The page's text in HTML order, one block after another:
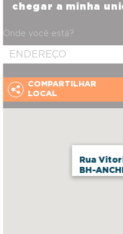
Rua
BH-
chegar a minha
Onde você está?
COMPARTILHAR
LOCAL